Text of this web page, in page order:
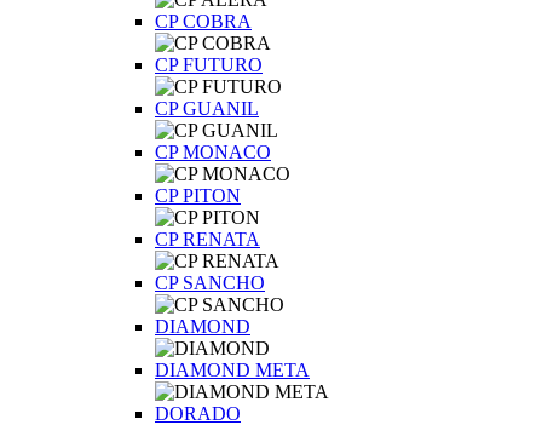
CP COBRA
CP FUTURO
CP GUANIL
CP MONACO
CP PITON
CP RENATA
CP SANCHO
DIAMOND
DIAMOND META
DORADO